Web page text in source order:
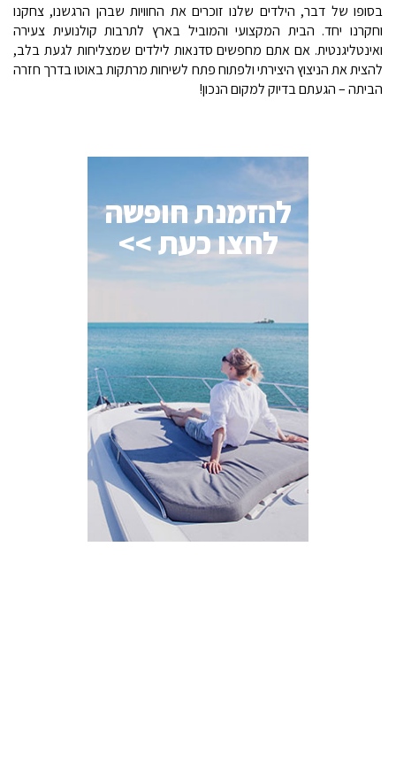
בסופו של דבר, הילדים שלנו זוכרים את החוויות שבהן הרגשנו, צחקנו
וחקרנו יחד. הבית המקצועי והמוביל בארץ לתרבות קולנועית צעירה
ואינטליגנטית. אם אתם מחפשים סדנאות לילדים שמצליחות לגעת בלב,
להצית את הניצוץ היצירתי ולפתוח פתח לשיחות מרתקות באוטו בדרך חזרה
הביתה – הגעתם בדיוק למקום הנכון!
להזמנת חופשה
לחצו כעת >>
AI Assistant
איך אפשר לעזור?
בחר אחת מהאפשרויות.